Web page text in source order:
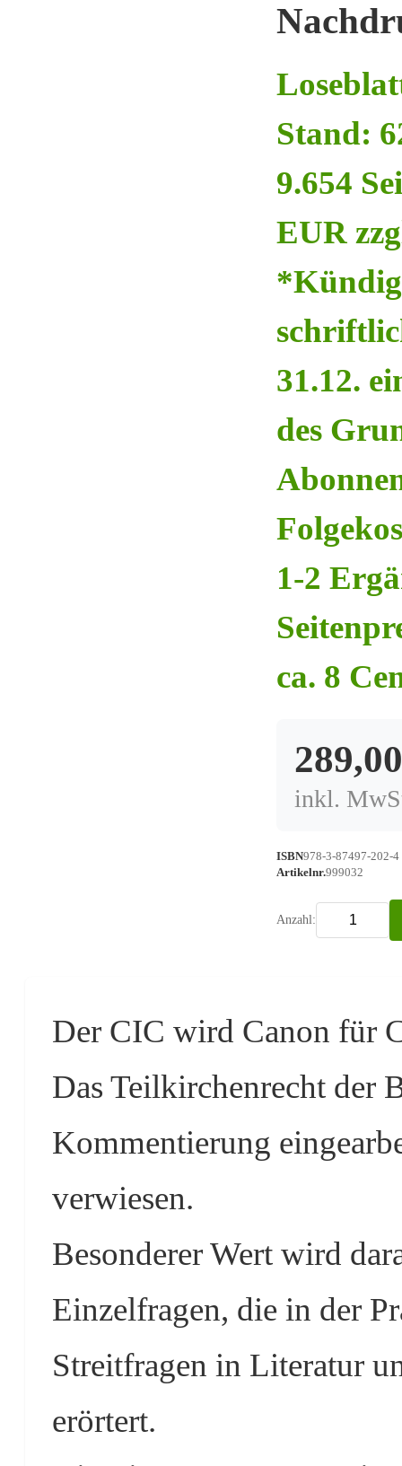
Stand:
9.654
EUR
31.12.
des
1-2
ca. 8
inkl.
ISBN978-3-87497-202-4
Artikelnr.999032
Anzahl:
Der CIC wird Canon für
Das Teilkirchenrecht der
Kommentierung
verwiesen.
Besonderer Wert wird
Einzelfragen, die in der
Streitfragen in Literatur
erörtert.